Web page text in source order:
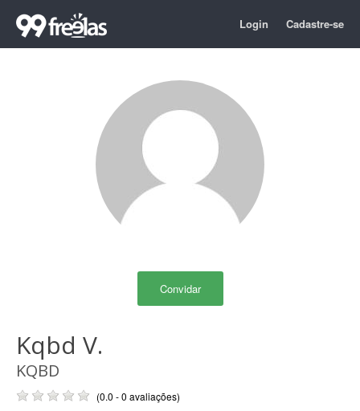
Login Cadastre-se
Convidar
Kqbd V.
KQBD
(0.0 - 0 avaliações)